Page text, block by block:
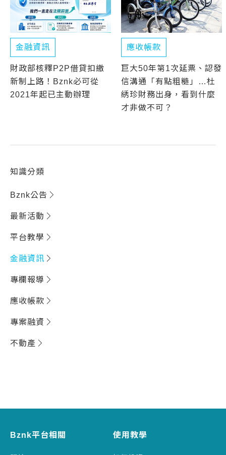
金融資訊
財政部核釋P2P借貸扣繳
新制上路！Bznk必可從
2021年起已主動辦理
應收帳款
巨大50年第1次延票、認發
信溝通「有點粗糙」…杜
綉珍財務出身，看到什麼
才非做不可？
知識分類
Bznk公告
最新活動
平台教學
金融資訊
專欄報導
應收帳款
專案融資
不動產
Bznk平台相關 使用教學